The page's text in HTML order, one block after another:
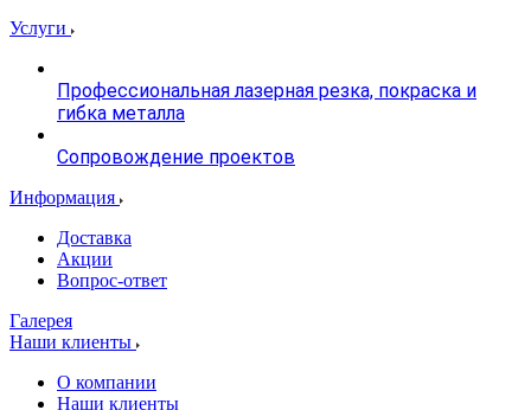
Услуги
Профессиональная лазерная резка, покраска и
гибка металла
Сопровождение проектов
Информация
Доставка
Акции
Вопрос-ответ
Галерея
Наши клиенты
О компании
Наши клиенты